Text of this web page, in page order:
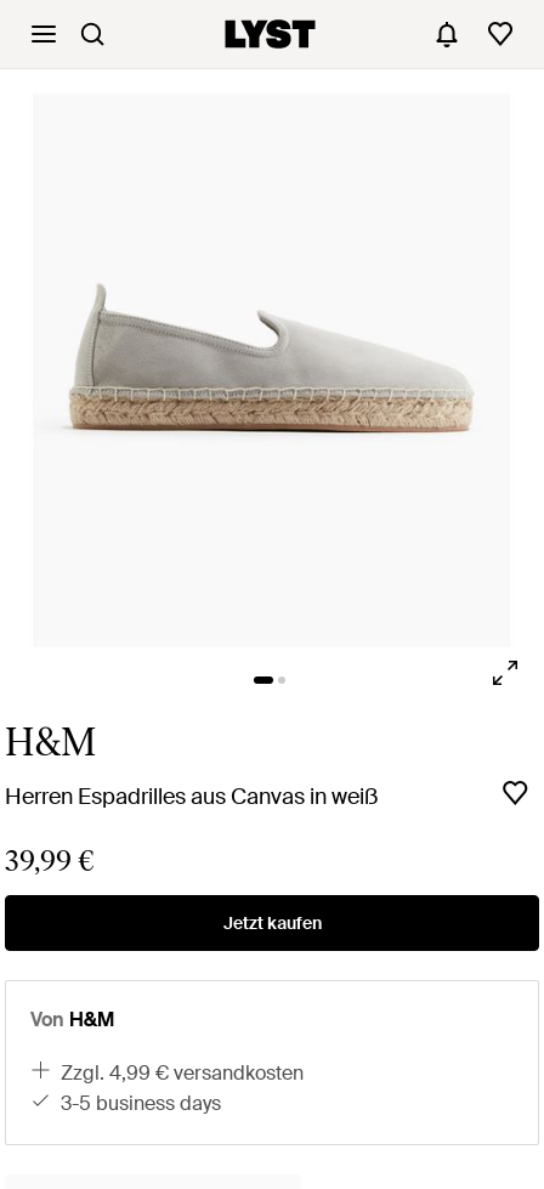
H&M
Herren Espadrilles aus Canvas in weiß
39,99 €
Jetzt kaufen
Von H&M
zzgl. 4,99 € versandkosten
3-5 business days